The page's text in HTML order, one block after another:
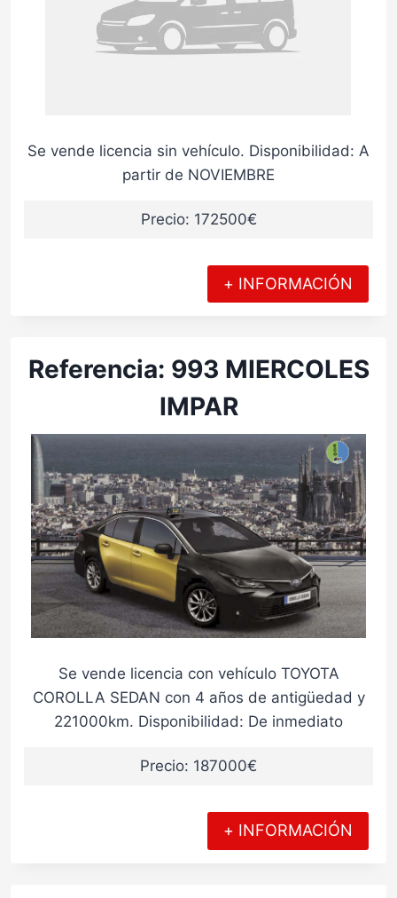
Se vende licencia sin vehículo. Disponibilidad: A
partir de NOVIEMBRE
Precio: 172500€
+ INFORMACIÓN
Referencia: 993 MIERCOLES
IMPAR
Se vende licencia con vehículo TOYOTA
COROLLA SEDAN con 4 años de antigüedad y
221000km. Disponibilidad: De inmediato
Precio: 187000€
+ INFORMACIÓN